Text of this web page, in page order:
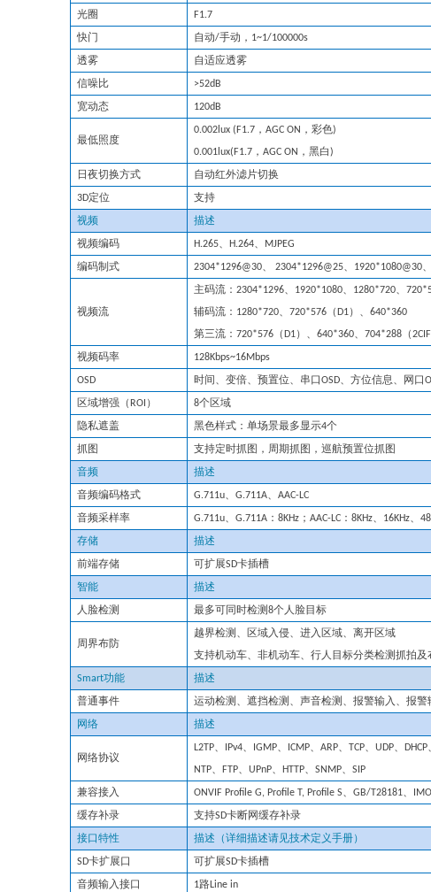
光圈 F1.7
快门 自动/手动， 1~1/100000s
透雾 自适应透雾
信噪比 >52dB
宽动态 120dB
最低照度
0.002 lux (F1.7 ，AGC ON ，彩色)
0.001lux(F1.7 ，AGC ON ，黑白 )
日夜切换方式 自动红外滤片切换
3D定位 支持
视频 描述
视频编码 H.265、 H.264、MJPEG
编码制式 2304*1296@30、 2304*1296@25、1920*1080@30
视频流
主码流：2304*1296、1920*1080、 1280*720、72
辅码流 ： 1280*720、720*576（D1）、640*360
第三流 ：720*576（D1）、640*360、704*288（
视频码率 128Kbps~16Mbps
OSD 时间、变倍、预置位、串口OSD、方位信息、网口
区域增强（ROI） 8个区域
隐私遮盖 黑色样式：单场景最多显示4个
抓图 支持定时抓图，周期抓图，巡航预置位抓图
音频 描述
音频编码格式 G.711u、G.711A、AAC-LC
音频采样率 G.711u、G.711A ：8KHz；AAC-LC ：8KHz、16KHz、
存储 描述
前端存储 可扩展SD卡插槽
智能 描述
人脸检测 最多可同时检测8个人脸目标
周界布防
越界检测、区域入侵、进入区域、离开区域
支持机动车、非机动车、行人目标分类检测抓拍 及
Smart功能 描述
普通事件 运动检测、遮挡检测、声音检测、报警输入 、报警
网络 描述
网络协议
L2TP、IPv4、IGMP、ICMP、ARP、TCP、UDP、DHCP
NTP、FTP、UPnP、HTTP、SNMP、SIP
兼容接入 ONVIF Profile G, Profile T, Profile S、GB/T28181、
缓存补录 支持SD卡断网缓存补录
接口特性 描述（详细描述请见技术定义手册）
SD卡扩展口 可扩展SD卡插槽
音频输入接口 1路Line in